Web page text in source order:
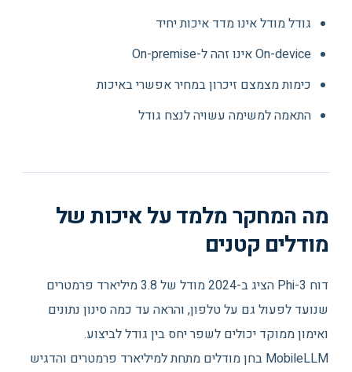
גודל מודל אינו מדד איכות יחיד
On-device אינו זהה ל-On-premise
כימות מצמצם זיכרון במחיר אפשרי באיכות
התאמה למשימה עשויה לנצח גודל
מה המחקר מלמד על איכות של
מודלים קטנים
דוח Phi-3 הציג ב-2024 מודל של 3.8 מיליארד פרמטרים
שנועד לפעול גם על טלפון, והראה עד כמה סינון נתונים
ואימון ממוקד יכולים לשפר יחס בין גודל לביצוע.
MobileLLM בחן מודלים מתחת למיליארד פרמטרים והדגיש